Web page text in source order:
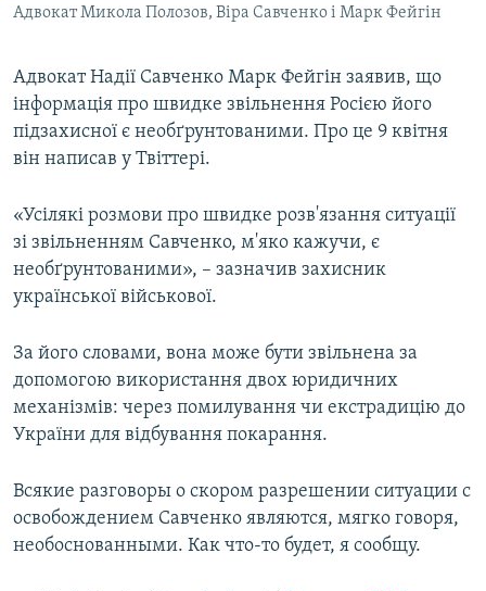
ІНФОГРАФІКА
ДОЛУЧАЙСЯ!
Усі сайти RFE/RL
Адвокат Микола Полозов, Віра Савченко і Марк Фейгін
Адвокат Надії Савченко Марк Фейгін заявив, що
інформація про швидке звільнення Росією його
підзахисної є необґрунтованими. Про це 9 квітня
він написав у Твіттері.
«Усілякі розмови про швидке розв'язання ситуації
зі звільненням Савченко, м'яко кажучи, є
необґрунтованими», – зазначив захисник
української військової.
За його словами, вона може бути звільнена за
допомогою використання двох юридичних
механізмів: через помилування чи екстрадицію до
України для відбування покарання.
Всякие разговоры о скором разрешении ситуации с
освобождением Савченко являются, мягко говоря,
необоснованными. Как что-то будет, я сообщу.